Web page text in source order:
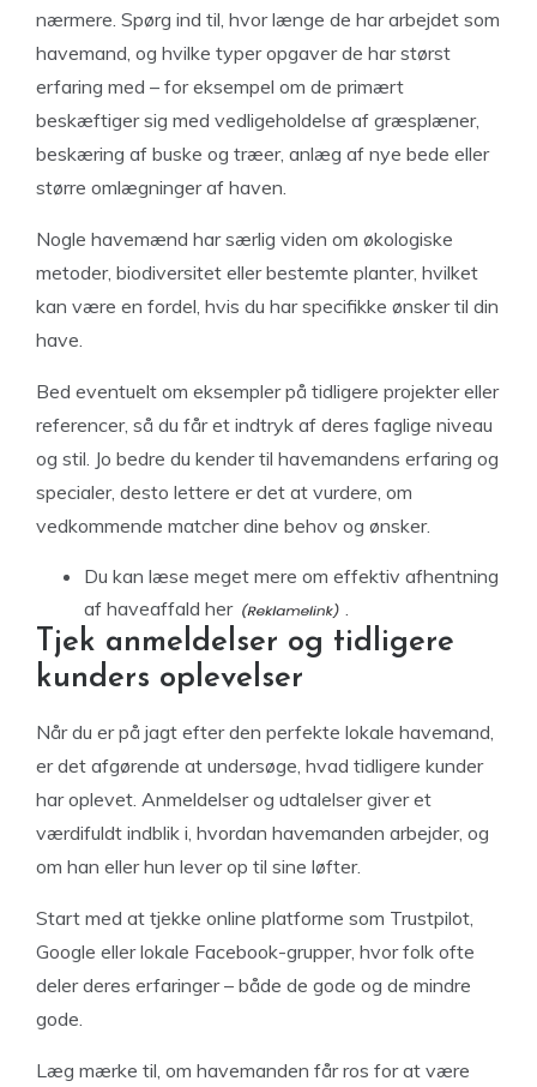
nærmere. Spørg ind til, hvor længe de har arbejdet som
havemand, og hvilke typer opgaver de har størst
erfaring med – for eksempel om de primært
beskæftiger sig med vedligeholdelse af græsplæner,
beskæring af buske og træer, anlæg af nye bede eller
større omlægninger af haven.
Nogle havemænd har særlig viden om økologiske
metoder, biodiversitet eller bestemte planter, hvilket
kan være en fordel, hvis du har specifikke ønsker til din
have.
Bed eventuelt om eksempler på tidligere projekter eller
referencer, så du får et indtryk af deres faglige niveau
og stil. Jo bedre du kender til havemandens erfaring og
specialer, desto lettere er det at vurdere, om
vedkommende matcher dine behov og ønsker.
Du kan læse meget mere om effektiv afhentning
af haveaffald her
Tjek anmeldelser og tidligere
kunders oplevelser
Når du er på jagt efter den perfekte lokale havemand,
er det afgørende at undersøge, hvad tidligere kunder
har oplevet. Anmeldelser og udtalelser giver et
værdifuldt indblik i, hvordan havemanden arbejder, og
om han eller hun lever op til sine løfter.
Start med at tjekke online platforme som Trustpilot,
Google eller lokale Facebook-grupper, hvor folk ofte
deler deres erfaringer – både de gode og de mindre
gode.
Læg mærke til, om havemanden får ros for at være